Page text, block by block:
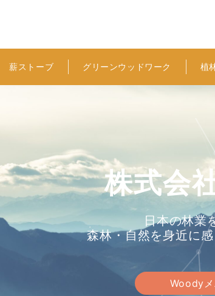
薪ストーブ グリーンウッドワーク 植
株式会
日本の林業
森林・自然を身近に
Woody